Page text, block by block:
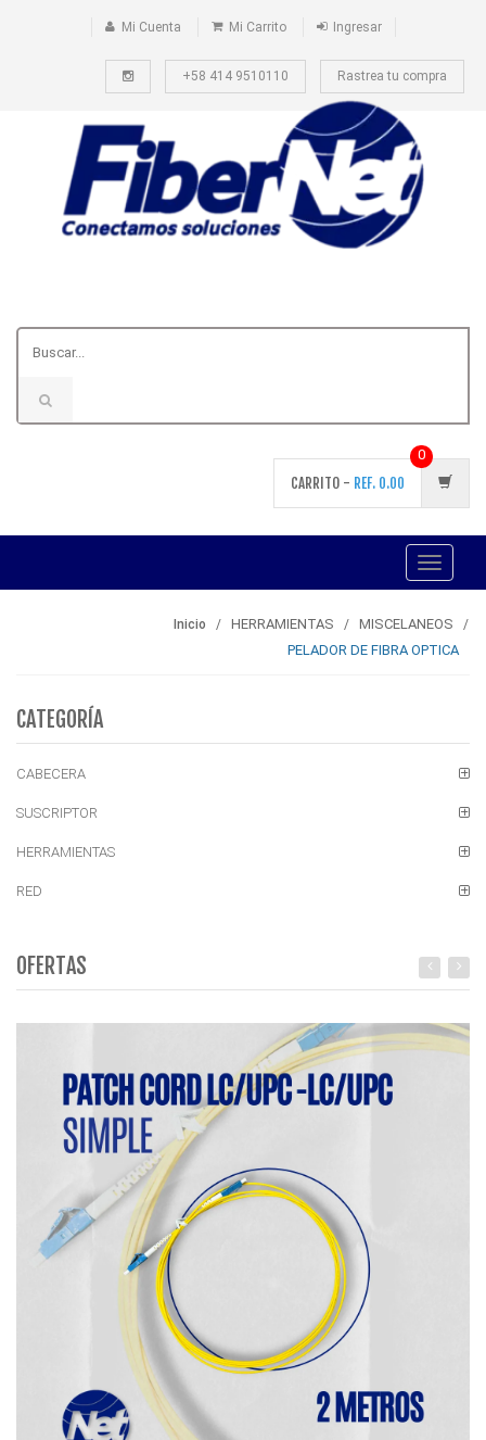
Mi Cuenta Mi Carrito Ingresar
+58 414 9510110 Rastrea tu compra
CARRITO - REF. 0.00
0
Toggle
Inicio HERRAMIENTAS
MISCELANEOS
PELADOR DE FIBRA OPTICA
CATEGORÍA
CABECERA
SUSCRIPTOR
HERRAMIENTAS
RED
OFERTAS